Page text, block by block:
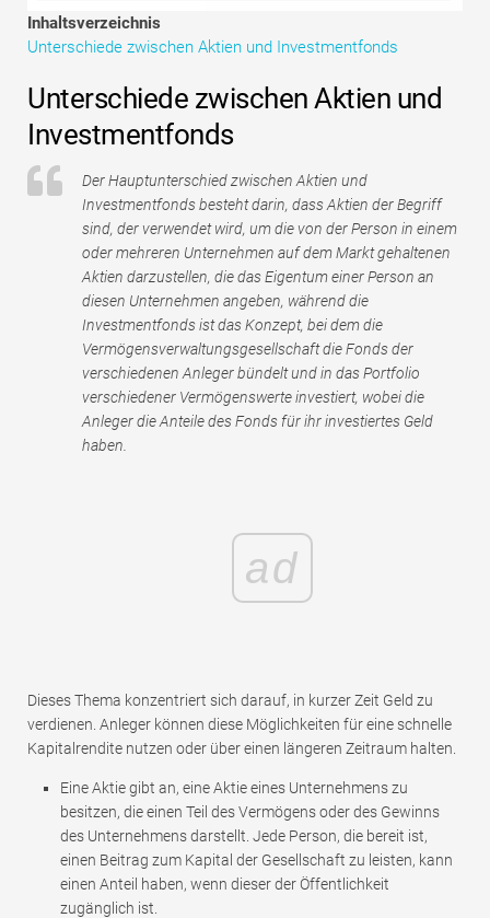
Tutorials zur Finanzmodellierung
Inhaltsverzeichnis
Unterschiede zwischen Aktien und Investmentfonds
Unterschiede zwischen Aktien und
Investmentfonds
Der Hauptunterschied zwischen Aktien und
Investmentfonds besteht darin, dass Aktien der Begriff
sind, der verwendet wird, um die von der Person in einem
oder mehreren Unternehmen auf dem Markt gehaltenen
Aktien darzustellen, die das Eigentum einer Person an
diesen Unternehmen angeben, während die
Investmentfonds ist das Konzept, bei dem die
Vermögensverwaltungsgesellschaft die Fonds der
verschiedenen Anleger bündelt und in das Portfolio
verschiedener Vermögenswerte investiert, wobei die
Anleger die Anteile des Fonds für ihr investiertes Geld
haben.
ad
Dieses Thema konzentriert sich darauf, in kurzer Zeit Geld zu
verdienen. Anleger können diese Möglichkeiten für eine schnelle
Kapitalrendite nutzen oder über einen längeren Zeitraum halten.
Eine Aktie gibt an, eine Aktie eines Unternehmens zu
besitzen, die einen Teil des Vermögens oder des Gewinns
des Unternehmens darstellt. Jede Person, die bereit ist,
einen Beitrag zum Kapital der Gesellschaft zu leisten, kann
einen Anteil haben, wenn dieser der Öffentlichkeit
zugänglich ist.